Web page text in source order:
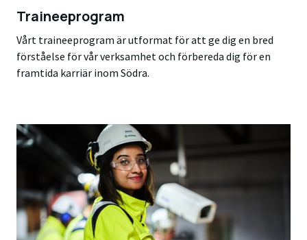
Traineeprogram
Vårt traineeprogram är utformat för att ge dig en bred
förståelse för vår verksamhet och förbereda dig för en
framtida karriär inom Södra.